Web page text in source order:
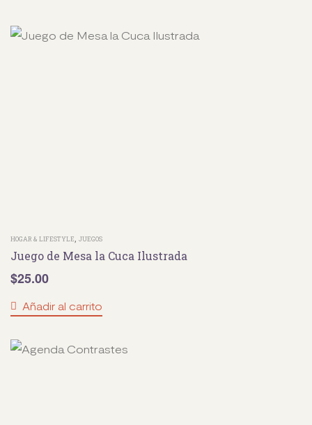
HOGAR & LIFESTYLE JUEGOS
Juego de Mesa la Cuca Ilustrada
$25.00
Añadir al carrito